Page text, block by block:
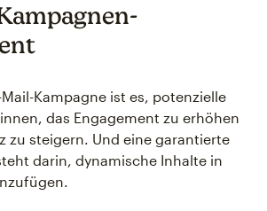
Mail-Kampagne ist es, potenzielle
das Engagement zu erhöhen
zu steigern. Und eine garantierte
darin, dynamische Inhalte in